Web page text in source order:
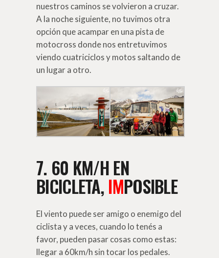
nuestros caminos se volvieron a cruzar.
A la noche siguiente, no tuvimos otra
opción que acampar en una pista de
motocross donde nos entretuvimos
viendo cuatriciclos y motos saltando de
un lugar a otro.
7. 60 KM/H EN
BICICLETA,IMPOSIBLE
El viento puede ser amigo o enemigo del
ciclista y a veces, cuando lo tenés a
favor, pueden pasar cosas como estas:
llegar a 60km/h sin tocar los pedales.